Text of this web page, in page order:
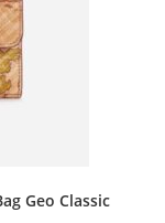
Geo Classic